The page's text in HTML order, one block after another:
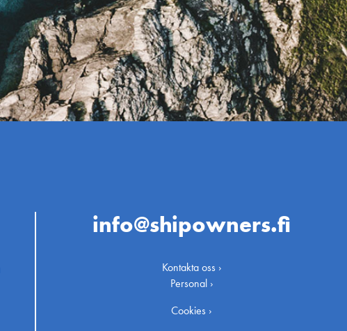
info@shipowners.fi
Kontakta oss ›
Personal ›
Cookies ›